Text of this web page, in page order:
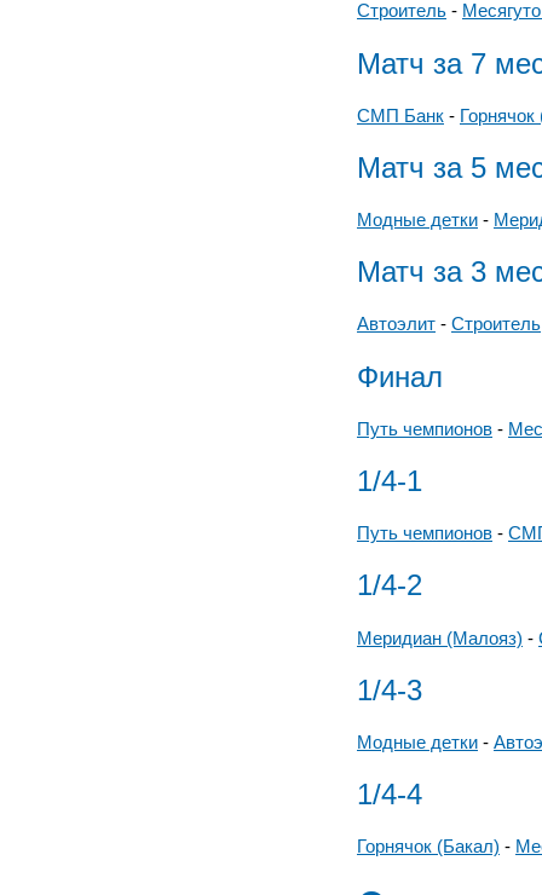
Строитель -
Матч за 7
СМП Банк -
Матч за 5
Модные детки -
Матч за 3
Автоэлит - Строитель
Финал
Путь чемпионов -
1/4-1
Путь чемпионов -
1/4-2
Меридиан (Малояз) -
1/4-3
Модные детки -
1/4-4
Горнячок (Бакал) -